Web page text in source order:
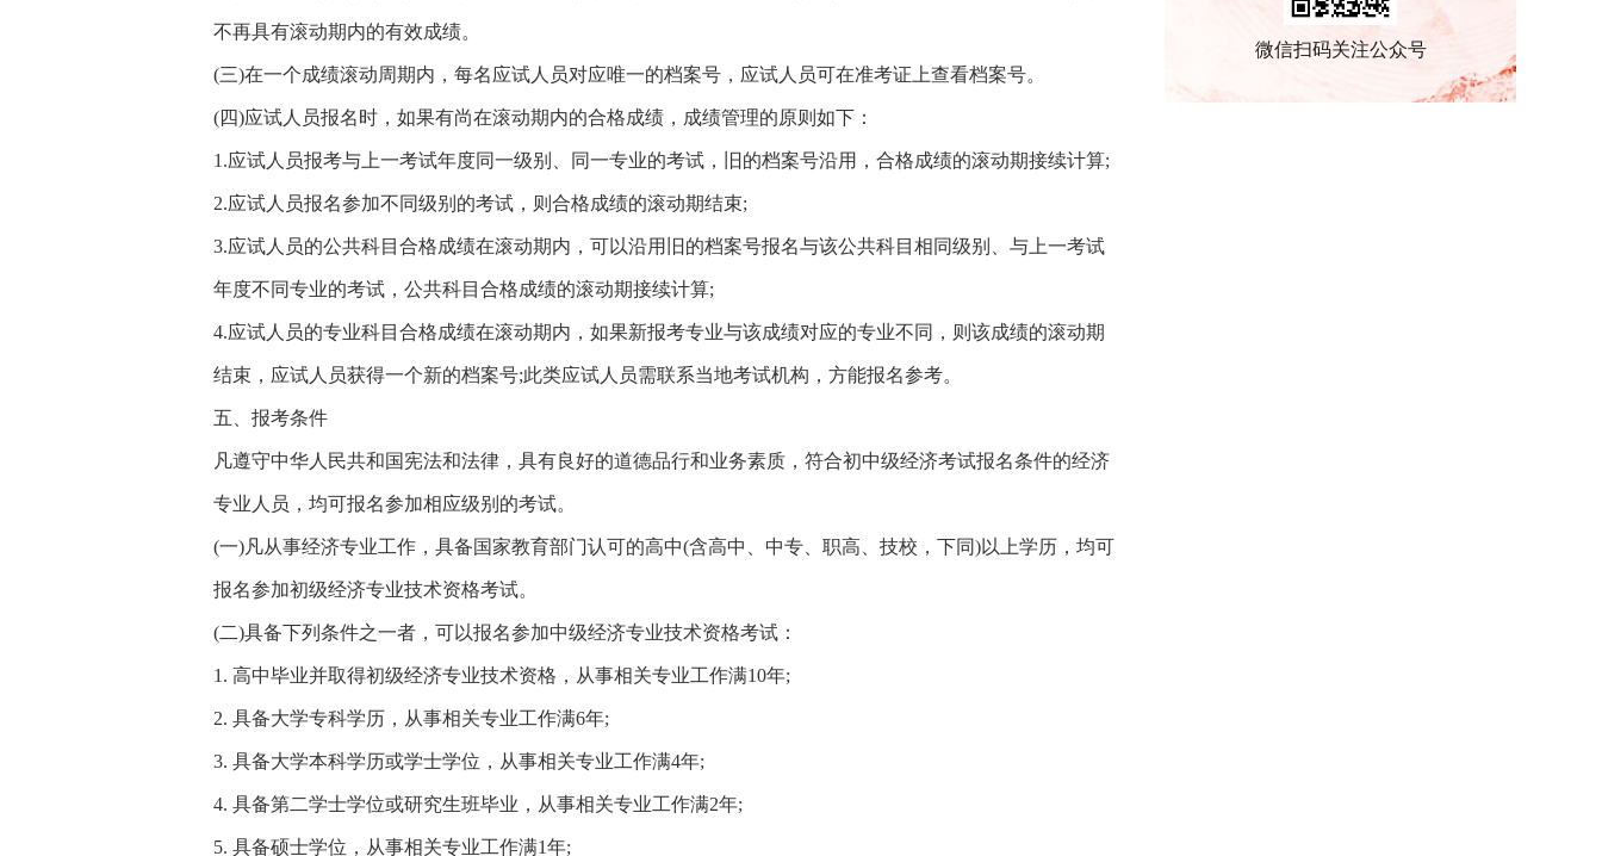
不再具有滚动期内的有效成绩。
(三)在一个成绩滚动周期内，每名应试人员对应唯一的档案号，应试人员可在准考证上查看档案号。
(四)应试人员报名时，如果有尚在滚动期内的合格成绩，成绩管理的原则如下：
1.应试人员报考与上一考试年度同一级别、同一专业的考试，旧的档案号沿用，合格成绩的滚动期接续计算;
2.应试人员报名参加不同级别的考试，则合格成绩的滚动期结束;
3.应试人员的公共科目合格成绩在滚动期内，可以沿用旧的档案号报名与该公共科目相同级别、与上一考试
年度不同专业的考试，公共科目合格成绩的滚动期接续计算;
4.应试人员的专业科目合格成绩在滚动期内，如果新报考专业与该成绩对应的专业不同，则该成绩的滚动期
结束，应试人员获得一个新的档案号;此类应试人员需联系当地考试机构，方能报名参考。
五、报考条件
凡遵守中华人民共和国宪法和法律，具有良好的道德品行和业务素质，符合初中级经济考试报名条件的经济
专业人员，均可报名参加相应级别的考试。
(一)凡从事经济专业工作，具备国家教育部门认可的高中(含高中、中专、职高、技校，下同)以上学历，均可
报名参加初级经济专业技术资格考试。
(二)具备下列条件之一者，可以报名参加中级经济专业技术资格考试：
1. 高中毕业并取得初级经济专业技术资格，从事相关专业工作满10年;
2. 具备大学专科学历，从事相关专业工作满6年;
3. 具备大学本科学历或学士学位，从事相关专业工作满4年;
4. 具备第二学士学位或研究生班毕业，从事相关专业工作满2年;
5. 具备硕士学位，从事相关专业工作满1年;
微信扫码关注公众号